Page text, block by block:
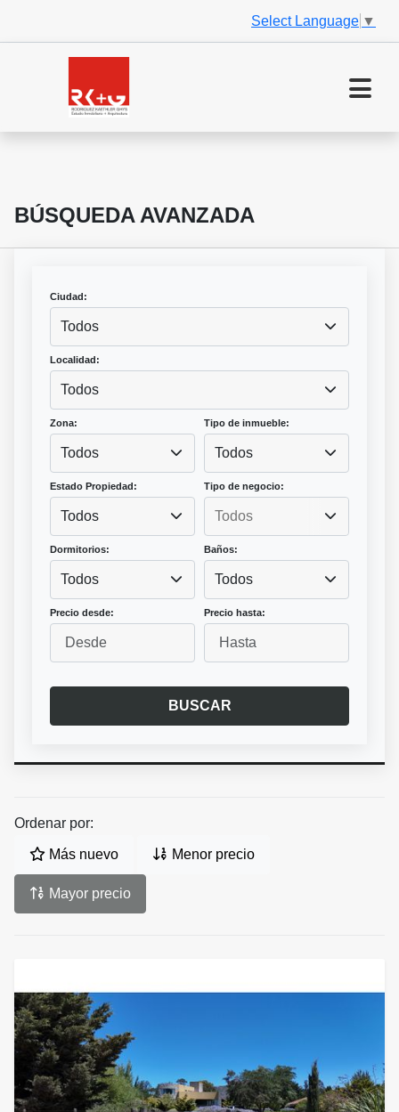
Select Language ▼
BÚSQUEDA AVANZADA
Ciudad:
Todos
Localidad:
Todos
Zona:
Todos
Tipo de inmueble:
Todos
Estado Propiedad:
Todos
Tipo de negocio:
Dormitorios:
Todos
Baños:
Todos
Precio desde: Precio hasta:
BUSCAR
Ordenar por:
Más nuevo Menor precio
Mayor precio